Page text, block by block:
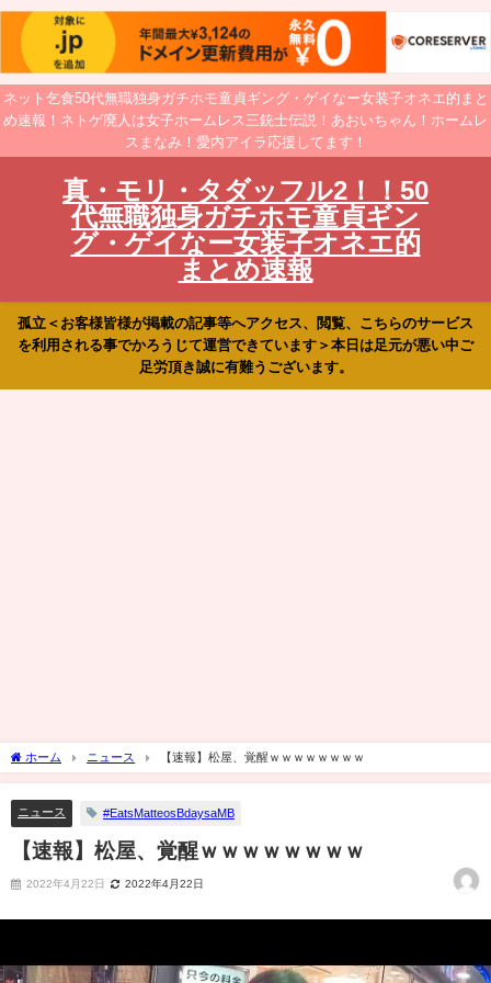
ネット乞食50代無職独身ガチホモ童貞ギング・ゲイなー女装子オネエ的まと
め速報！ネトゲ廃人は女子ホームレス三銃士伝説！あおいちゃん！ホームレ
スまなみ！愛内アイラ応援してます！
真・モリ・タダッフル2！！50
代無職独身ガチホモ童貞ギン
グ・ゲイなー女装子オネエ的
まとめ速報
孤立＜お客様皆様が掲載の記事等へアクセス、閲覧、こちらのサービス
を利用される事でかろうじて運営できています＞本日は足元が悪い中ご
足労頂き誠に有難うございます。
ホーム ニュース 【速報】松屋、覚醒ｗｗｗｗｗｗｗｗ
ニュース #EatsMatteosBdaysaMB
【速報】松屋、覚醒ｗｗｗｗｗｗｗｗ
2022年4月22日 2022年4月22日